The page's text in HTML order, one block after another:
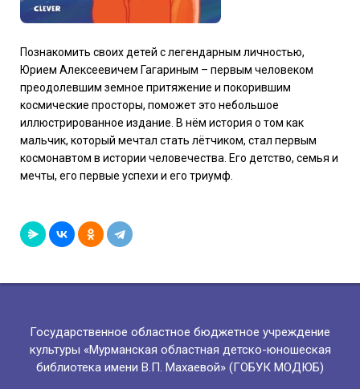
Познакомить своих детей с легендарным личностью,
Юрием Алексеевичем Гагариным – первым человеком
преодолевшим земное притяжение и покорившим
космические просторы, поможет это небольшое
иллюстрированное издание. В нём история о том как
мальчик, который мечтал стать лётчиком, стал первым
космонавтом в истории человечества. Его детство, семья и
мечты, его первые успехи и его триумф.
Государственное областное бюджетное учреждение
культуры «Мурманская областная детско-юношеская
библиотека имени В.П. Махаевой» (ГОБУК МОДЮБ)